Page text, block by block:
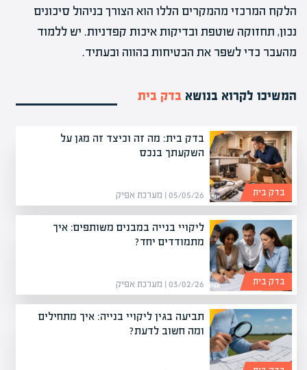
הלקח המרכזי מהמקרים הללו הוא הצורך בניהול סיכונים
נכון, תחזוקה שוטפת ובדיקות איכות קפדניות. יש ללמוד
מהעבר כדי לשפר את הבטיחות בהווה ובעתיד.
המשיכו לקרוא בנושא בדק בית
בדק בית: מה זה וכיצד זה מגן על
השקעתך בנכס
05/05/26 | מערכת אפיק בדק בית
ליקויי בנייה במבנים משותפים: איך
מתמודדים יחד?
03/02/26 | מערכת אפיק בדק בית
תביעה בגין ליקויי בנייה: איך מתחילים
ומה חשוב לדעת?